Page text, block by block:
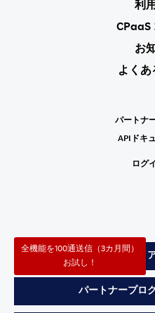
利
CPaaS
お
よくあ
パートナ
APIドキ
ログ
無料トライ
全機能を100通送信（3カ月間）
お試し！
パートナープロ